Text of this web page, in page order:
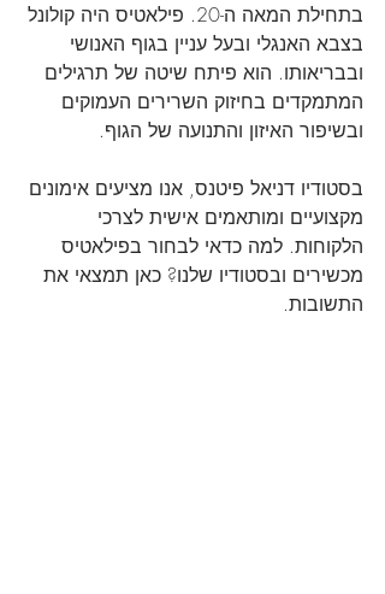
בתחילת המאה ה-20. פילאטיס היה קולונל
בצבא האנגלי ובעל עניין בגוף האנושי
ובבריאותו. הוא פיתח שיטה של תרגילים
המתמקדים בחיזוק השרירים העמוקים
ובשיפור האיזון והתנועה של הגוף.
בסטודיו דניאל פיטנס, אנו מציעים אימונים
מקצועיים ומותאמים אישית לצרכי
הלקוחות. למה כדאי לבחור בפילאטיס
מכשירים ובסטודיו שלנו? כאן תמצאי את
התשובות.